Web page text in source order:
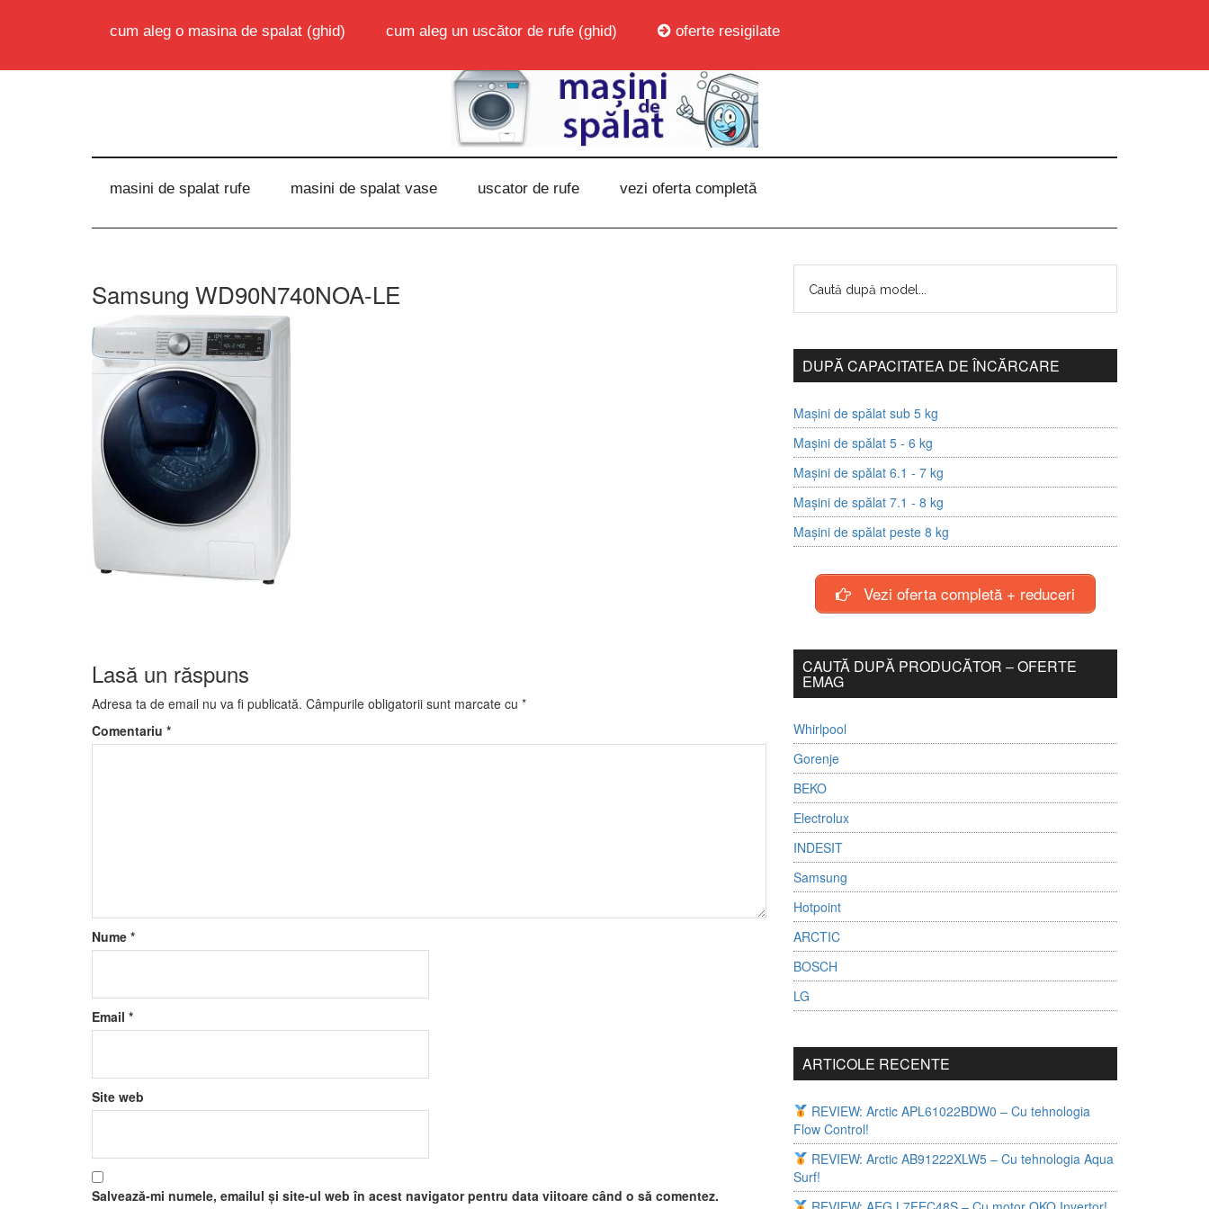
cum aleg o masina de spalat (ghid) cum aleg un uscător de rufe (ghid) oferte resigilate
masini de spalat rufe masini de spalat vase uscator de rufe vezi oferta completă
Samsung WD90N740NOA-LE
Lasă un răspuns
Adresa ta de email nu va fi publicată. Câmpurile obligatorii sunt marcate cu *
Comentariu *
Nume *
Email *
Site web
Salvează-mi numele, emailul și site-ul web în acest navigator pentru data viitoare când o să comentez.
DUPĂ CAPACITATEA DE ÎNCĂRCARE
Mașini de spălat sub 5 kg
Mașini de spălat 5 - 6 kg
Mașini de spălat 6.1 - 7 kg
Mașini de spălat 7.1 - 8 kg
Mașini de spălat peste 8 kg
Vezi oferta completă + reduceri
CAUTĂ DUPĂ PRODUCĂTOR – OFERTE
EMAG
Whirlpool
Gorenje
BEKO
Electrolux
INDESIT
Samsung
Hotpoint
ARCTIC
BOSCH
LG
ARTICOLE RECENTE
REVIEW: Arctic APL61022BDW0 – Cu tehnologia
Flow Control!
REVIEW: Arctic AB91222XLW5 – Cu tehnologia Aqua
Surf!